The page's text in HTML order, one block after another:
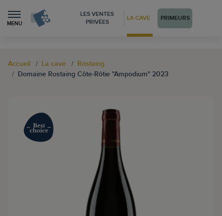
MENU
LES VENTES
PRIVÉES
LA CAVE PRIMEURS
Accueil La cave
Rostaing
Domaine Rostaing Côte-Rôtie "Ampodium" 2023